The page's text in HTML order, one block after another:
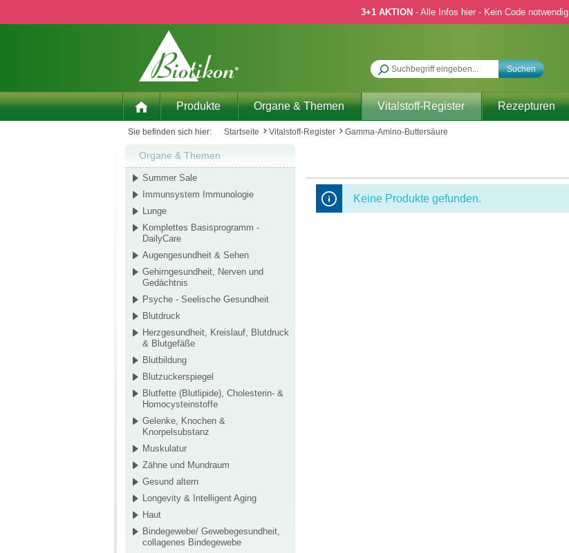
3+1 AKTION - Alle Infos hier - Kein Code notwendig
Suchen
Produkte Organe & Themen Vitalstoff-Register Rezepturen
Sie befinden sich hier: Startseite Vitalstoff-Register Gamma-Amino-Buttersäure
Organe & Themen
Summer Sale
Immunsystem Immunologie
Lunge
Komplettes Basisprogramm -
DailyCare
Augengesundheit & Sehen
Gehirngesundheit, Nerven und
Gedächtnis
Psyche - Seelische Gesundheit
Blutdruck
Herzgesundheit, Kreislauf, Blutdruck
& Blutgefäße
Blutbildung
Blutzuckerspiegel
Blutfette (Blutlipide), Cholesterin- &
Homocysteinstoffe
Gelenke, Knochen &
Knorpelsubstanz
Muskulatur
Zähne und Mundraum
Gesund altern
Longevity & Intelligent Aging
Haut
Bindegewebe/ Gewebegesundheit,
collagenes Bindegewebe
Keine Produkte gefunden.